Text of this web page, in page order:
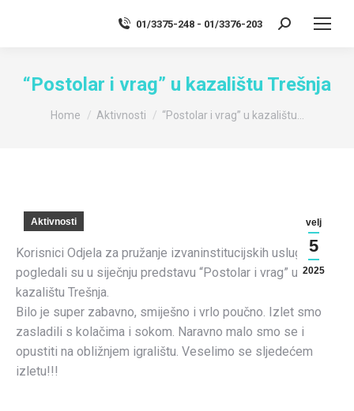
01/3375-248 - 01/3376-203 Search:
“Postolar i vrag” u kazalištu Trešnja
You are here:
Home Aktivnosti “Postolar i vrag” u kazalištu…
velj
5
2025
Aktivnosti
Korisnici Odjela za pružanje izvaninstitucijskih usluga
pogledali su u siječnju predstavu “Postolar i vrag” u
kazalištu Trešnja.
Bilo je super zabavno, smiješno i vrlo poučno. Izlet smo
zasladili s kolačima i sokom. Naravno malo smo se i
opustiti na obližnjem igralištu. Veselimo se sljedećem
izletu!!!